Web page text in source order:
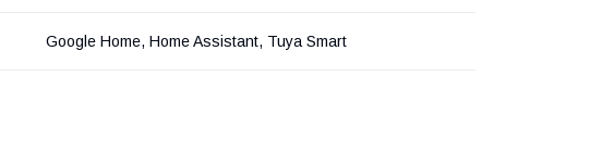
Google Home, Home Assistant, Tuya Smart